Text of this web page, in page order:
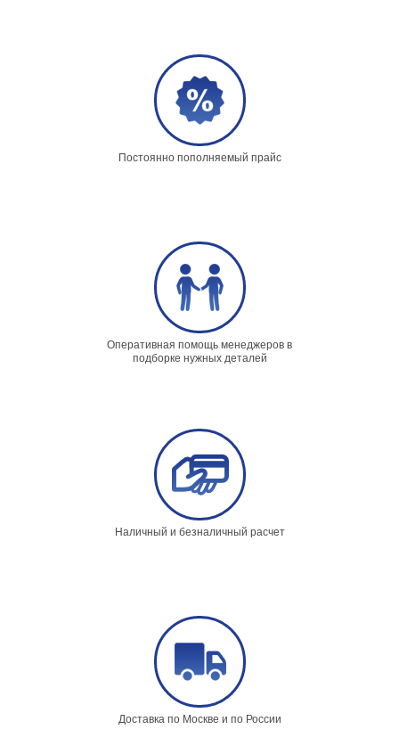
Постоянно пополняемый прайс
Оперативная помощь менеджеров в
подборке нужных деталей
Наличный и безналичный расчет
Доставка по Москве и по России